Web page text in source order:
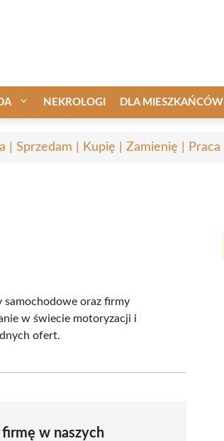
NEKROLOGI DLA MIESZKAŃCÓW
| Sprzedam | Kupię | Zamienię | Praca
samochodowe oraz firmy
w świecie motoryzacji i
ofert.
firmę w naszych